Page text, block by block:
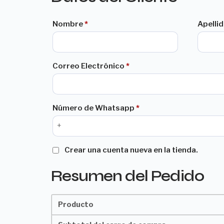
Nombre*
Correo Electrónico *
Número de Whatsapp *
Crear una cuenta nueva en la tienda.
Resumen del Pedido
Producto